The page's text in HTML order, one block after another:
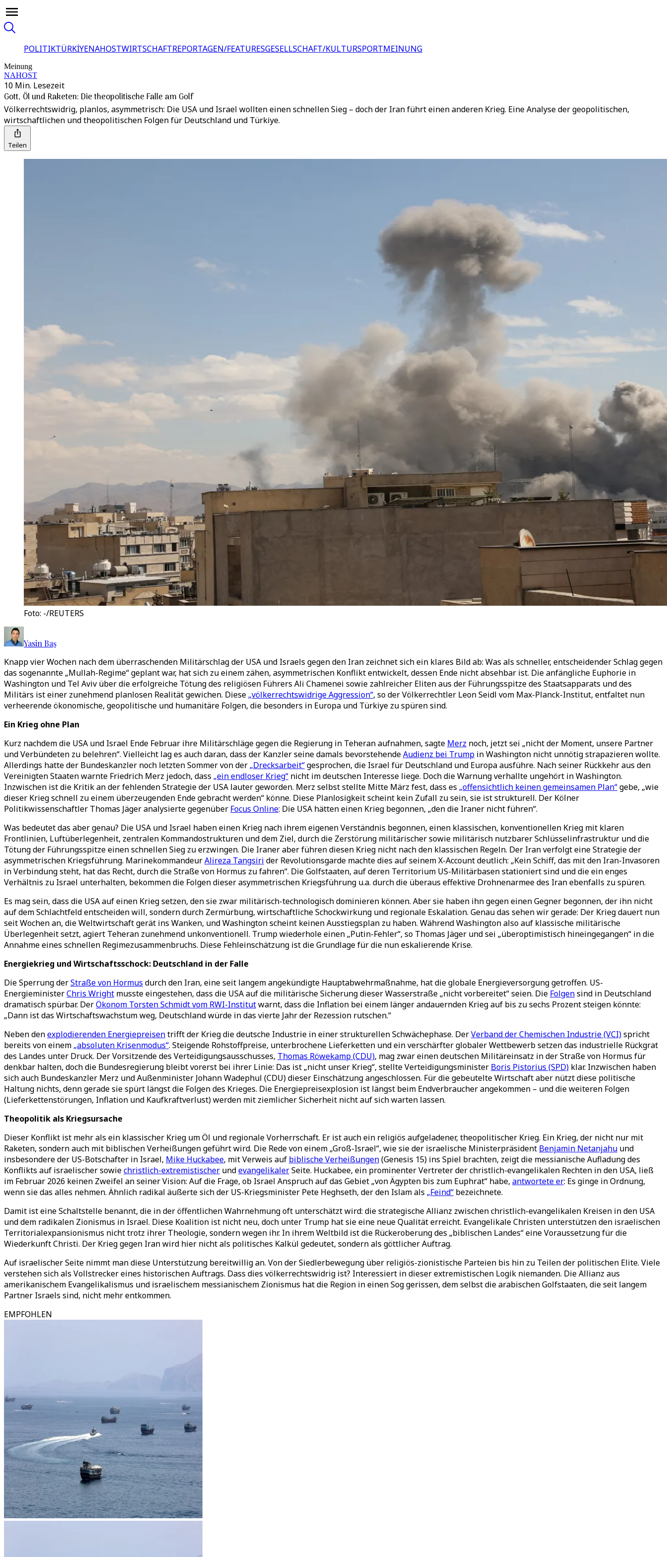
POLITIKTÜRKİYENAHOSTWIRTSCHAFTREPORTAGEN/FEATURESGESELLSCHAFT/KULTURSPORTMEINUNG
Meinung
NAHOST
10 Min. Lesezeit
Gott, Öl und Raketen: Die theopolitische Falle am Golf
Völkerrechtswidrig, planlos, asymmetrisch: Die USA und Israel wollten einen schnellen Sieg – doch der Iran führt einen anderen Krieg. Eine Analyse der geopolitischen,
wirtschaftlichen und theopolitischen Folgen für Deutschland und Türkiye.
Teilen
Foto: -/REUTERS
Yasin Baş
Knapp vier Wochen nach dem überraschenden Militärschlag der USA und Israels gegen den Iran zeichnet sich ein klares Bild ab: Was als schneller, entscheidender Schlag gegen
das sogenannte „Mullah-Regime“ geplant war, hat sich zu einem zähen, asymmetrischen Konflikt entwickelt, dessen Ende nicht absehbar ist. Die anfängliche Euphorie in
Washington und Tel Aviv über die erfolgreiche Tötung des religiösen Führers Ali Chamenei sowie zahlreicher Eliten aus der Führungsspitze des Staatsapparats und des
Militärs ist einer zunehmend planlosen Realität gewichen. Diese „völkerrechtswidrige Aggression“, so der Völkerrechtler Leon Seidl vom Max-Planck-Institut, entfaltet nun
verheerende ökonomische, geopolitische und humanitäre Folgen, die besonders in Europa und Türkiye zu spüren sind.
Ein Krieg ohne Plan
Kurz nachdem die USA und Israel Ende Februar ihre Militärschläge gegen die Regierung in Teheran aufnahmen, sagte Merz noch, jetzt sei „nicht der Moment, unsere Partner
und Verbündeten zu belehren“. Vielleicht lag es auch daran, dass der Kanzler seine damals bevorstehendeAudienz bei Trump in Washington nicht unnötig strapazieren wollte.
Allerdings hatte der Bundeskanzler noch letzten Sommer von der „Drecksarbeit“gesprochen, die Israel für Deutschland und Europa ausführe. Nach seiner Rückkehr aus den
Vereinigten Staaten warnte Friedrich Merz jedoch, dass „ein endloser Krieg“ nicht im deutschen Interesse liege. Doch die Warnung verhallte ungehört in Washington.
Inzwischen ist die Kritik an der fehlenden Strategie der USA lauter geworden. Merz selbst stellte Mitte März fest, dass es „offensichtlich keinen gemeinsamen Plan“gebe, „wie
dieser Krieg schnell zu einem überzeugenden Ende gebracht werden“ könne. Diese Planlosigkeit scheint kein Zufall zu sein, sie ist strukturell. Der Kölner
Politikwissenschaftler Thomas Jäger analysierte gegenüber Focus Online: Die USA hätten einen Krieg begonnen, „den die Iraner nicht führen“.
Was bedeutet das aber genau? Die USA und Israel haben einen Krieg nach ihrem eigenen Verständnis begonnen, einen klassischen, konventionellen Krieg mit klaren
Frontlinien, Luftüberlegenheit, zentralen Kommandostrukturen und dem Ziel, durch die Zerstörung militärischer sowie militärisch nutzbarer Schlüsselinfrastruktur und die
Tötung der Führungsspitze einen schnellen Sieg zu erzwingen. Die Iraner aber führen diesen Krieg nicht nach den klassischen Regeln. Der Iran verfolgt eine Strategie der
asymmetrischen Kriegsführung. MarinekommandeurAlireza Tangsiri der Revolutionsgarde machte dies auf seinem X-Account deutlich: „Kein Schiff, das mit den Iran-Invasoren
in Verbindung steht, hat das Recht, durch die Straße von Hormus zu fahren“. Die Golfstaaten, auf deren Territorium US-Militärbasen stationiert sind und die ein enges
Verhältnis zu Israel unterhalten, bekommen die Folgen dieser asymmetrischen Kriegsführung u.a. durch die überaus effektive Drohnenarmee des Iran ebenfalls zu spüren.
Es mag sein, dass die USA auf einen Krieg setzen, den sie zwar militärisch-technologisch dominieren können. Aber sie haben ihn gegen einen Gegner begonnen, der ihn nicht
auf dem Schlachtfeld entscheiden will, sondern durch Zermürbung, wirtschaftliche Schockwirkung und regionale Eskalation. Genau das sehen wir gerade: Der Krieg dauert nun
seit Wochen an, die Weltwirtschaft gerät ins Wanken, und Washington scheint keinen Ausstiegsplan zu haben. Während Washington also auf klassische militärische
Überlegenheit setzt, agiert Teheran zunehmend unkonventionell. Trump wiederhole einen „Putin-Fehler“, so Thomas Jäger und sei „überoptimistisch hineingegangen“ in die
Annahme eines schnellen Regimezusammenbruchs. Diese Fehleinschätzung ist die Grundlage für die nun eskalierende Krise.
Energiekrieg und Wirtschaftsschock: Deutschland in der Falle
Die Sperrung derStraße von Hormus durch den Iran, eine seit langem angekündigte Hauptabwehrmaßnahme, hat die globale Energieversorgung getroffen. US-
EnergieministerChris Wright musste eingestehen, dass die USA auf die militärische Sicherung dieser Wasserstraße „nicht vorbereitet“ seien. Die Folgensind in Deutschland
dramatisch spürbar. DerÖkonom Torsten Schmidt vom RWI-Institutwarnt, dass die Inflation bei einem länger andauernden Krieg auf bis zu sechs Prozent steigen könnte:
„Dann ist das Wirtschaftswachstum weg, Deutschland würde in das vierte Jahr der Rezession rutschen.“
Neben denexplodierenden Energiepreisentrifft der Krieg die deutsche Industrie in einer strukturellen Schwächephase. DerVerband der Chemischen Industrie (VCI)spricht
bereits von einem „absoluten Krisenmodus“. Steigende Rohstoffpreise, unterbrochene Lieferketten und ein verschärfter globaler Wettbewerb setzen das industrielle Rückgrat
des Landes unter Druck. Der Vorsitzende des Verteidigungsausschusses, Thomas Röwekamp (CDU), mag zwar einen deutschen Militäreinsatz in der Straße von Hormus für
denkbar halten, doch die Bundesregierung bleibt vorerst bei ihrer Linie: Das ist „nicht unser Krieg“, stellte Verteidigungsminister Boris Pistorius (SPD) klar. Inzwischen haben
sich auch Bundeskanzler Merz und Außenminister Johann Wadephul (CDU) dieser Einschätzung angeschlossen. Für die gebeutelte Wirtschaft aber nützt diese politische
Haltung nichts, denn gerade sie spürt längst die Folgen des Krieges. Die Energiepreisexplosion ist längst beim Endverbraucher angekommen – und die weiteren Folgen
(Lieferkettenstörungen, Inflation und Kaufkraftverlust) werden mit ziemlicher Sicherheit nicht auf sich warten lassen.
Theopolitik als Kriegsursache
Dieser Konflikt ist mehr als ein klassischer Krieg um Öl und regionale Vorherrschaft. Er ist auch ein religiös aufgeladener, theopolitischer Krieg. Ein Krieg, der nicht nur mit
Raketen, sondern auch mit biblischen Verheißungen geführt wird. Die Rede von einem „Groß-Israel“, wie sie der israelische Ministerpräsident Benjamin Netanjahu und
insbesondere der US-Botschafter in Israel, Mike Huckabee, mit Verweis auf biblische Verheißungen(Genesis 15) ins Spiel brachten, zeigt die messianische Aufladung des
Konflikts auf israelischer sowiechristlich-extremistischer undevangelikalerSeite. Huckabee, ein prominenter Vertreter der christlich-evangelikalen Rechten in den USA, ließ
im Februar 2026 keinen Zweifel an seiner Vision: Auf die Frage, ob Israel Anspruch auf das Gebiet „von Ägypten bis zum Euphrat“ habe, antwortete er: Es ginge in Ordnung,
wenn sie das alles nehmen. Ähnlich radikal äußerte sich der US-Kriegsminister Pete Heghseth, der den Islam als „Feind“ bezeichnete.
Damit ist eine Schaltstelle benannt, die in der öffentlichen Wahrnehmung oft unterschätzt wird: die strategische Allianz zwischen christlich-evangelikalen Kreisen in den USA
und dem radikalen Zionismus in Israel. Diese Koalition ist nicht neu, doch unter Trump hat sie eine neue Qualität erreicht. Evangelikale Christen unterstützen den israelischen
Territorialexpansionismus nicht trotz ihrer Theologie, sondern wegen ihr. In ihrem Weltbild ist die Rückeroberung des „biblischen Landes“ eine Voraussetzung für die
Wiederkunft Christi. Der Krieg gegen Iran wird hier nicht als politisches Kalkül gedeutet, sondern als göttlicher Auftrag.
Auf israelischer Seite nimmt man diese Unterstützung bereitwillig an. Von der Siedlerbewegung über religiös-zionistische Parteien bis hin zu Teilen der politischen Elite. Viele
verstehen sich als Vollstrecker eines historischen Auftrags. Dass dies völkerrechtswidrig ist? Interessiert in dieser extremistischen Logik niemanden. Die Allianz aus
amerikanischem Evangelikalismus und israelischem messianischem Zionismus hat die Region in einen Sog gerissen, dem selbst die arabischen Golfstaaten, die seit langem
Partner Israels sind, nicht mehr entkommen.
EMPFOHLEN